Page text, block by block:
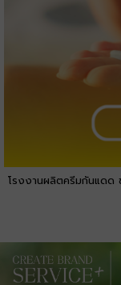
โรงงานผลิตครีมกันแดด